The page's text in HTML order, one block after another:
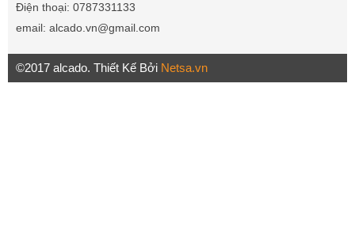
Điện thoại: 0787331133
email: alcado.vn@gmail.com
©2017 alcado. Thiết Kế Bởi Netsa.vn